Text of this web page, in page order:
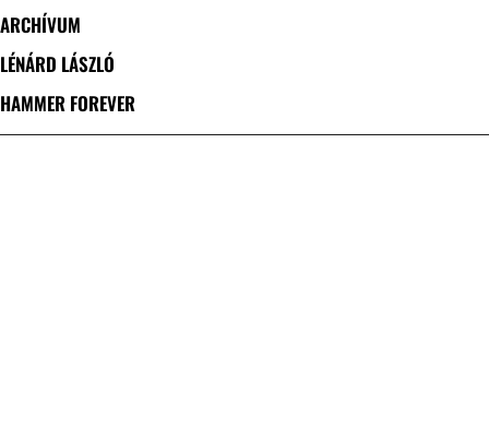
ARCHÍVUM
LÉNÁRD LÁSZLÓ
HAMMER FOREVER